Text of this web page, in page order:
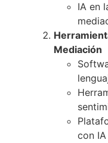
IA en
Mediación
con